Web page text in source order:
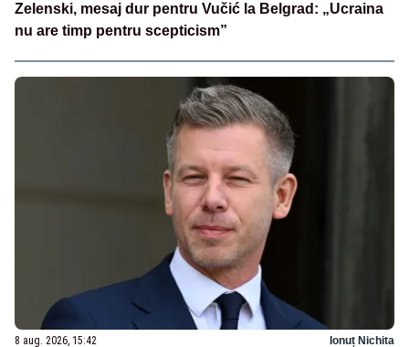
Zelenski, mesaj dur pentru Vučić la Belgrad: „Ucraina
nu are timp pentru scepticism”
8 aug. 2026, 15:42 Ionuț Nichita